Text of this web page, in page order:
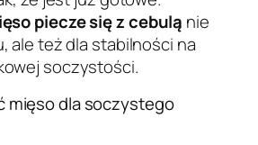
piecze się z cebulą nie
ale też dla stabilności na
soczystości.
mięso dla soczystego